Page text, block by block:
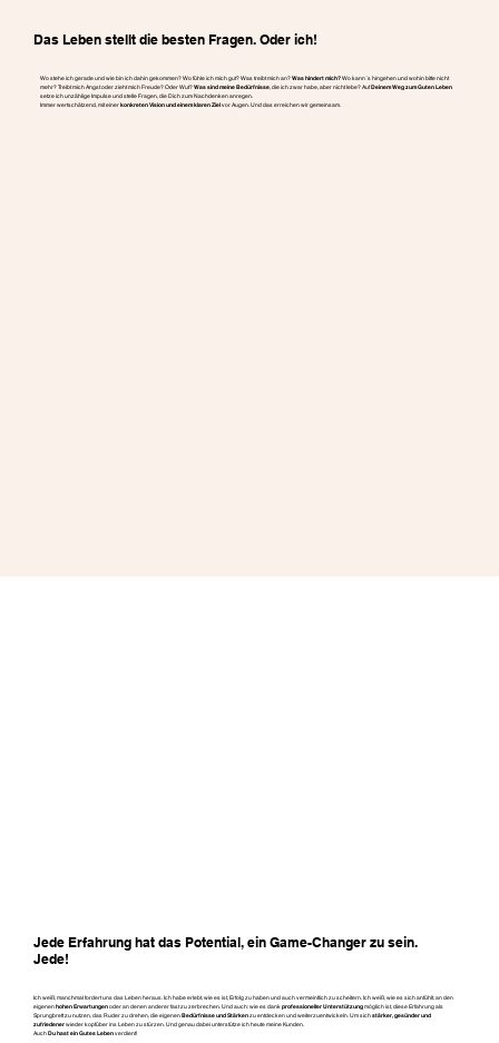
Das Leben stellt die besten Fragen. Oder ich!
Wo stehe ich gerade und wie bin ich dahin gekommen? Wo fühle ich mich gut? Was treibt mich an?Was hindert mich?Wo kann´s hingehen und wohin bitte nicht
mehr? Treibt mich Angst oder zieht mich Freude? Oder Wut?Was sind meine Bedürfnisse, die ich zwar habe, aber nicht lebe? AufDeinem Weg zum Guten Leben
setze ich unzählige Impulse und stelle Fragen, die Dich zum Nachdenken anregen.
Immer wertschätzend, mit einerkonkreten Vision und einem klaren Zielvor Augen. Und das erreichen wir gemeinsam.
Jede Erfahrung hat das Potential, ein Game-Changer zu sein.
Jede!
Ich weiß, manchmal fordert uns das Leben heraus. Ich habe erlebt, wie es ist, Erfolg zu haben und auch vermeintlich zu scheitern. Ich weiß, wie es sich anfühlt, an den
eigenenhohen Erwartungenoder an denen anderer fast zu zerbrechen. Und auch: wie es dankprofessioneller Unterstützungmöglich ist, diese Erfahrung als
Sprungbrett zu nutzen, das Ruder zu drehen, die eigenenBedürfnisse und Stärkenzu entdecken und weiterzuentwickeln. Um sichstärker, gesünder und
zufriedenerwieder kopfüber ins Leben zu stürzen. Und genau dabei unterstütze ich heute meine Kunden.
AuchDu hast ein Gutes Lebenverdient!